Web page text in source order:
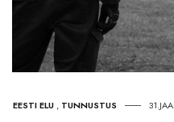
EESTI ELU , TUNNUSTUS